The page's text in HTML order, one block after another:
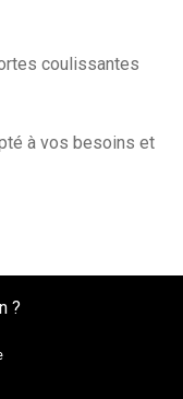
coulissantes
à vos besoins et
?